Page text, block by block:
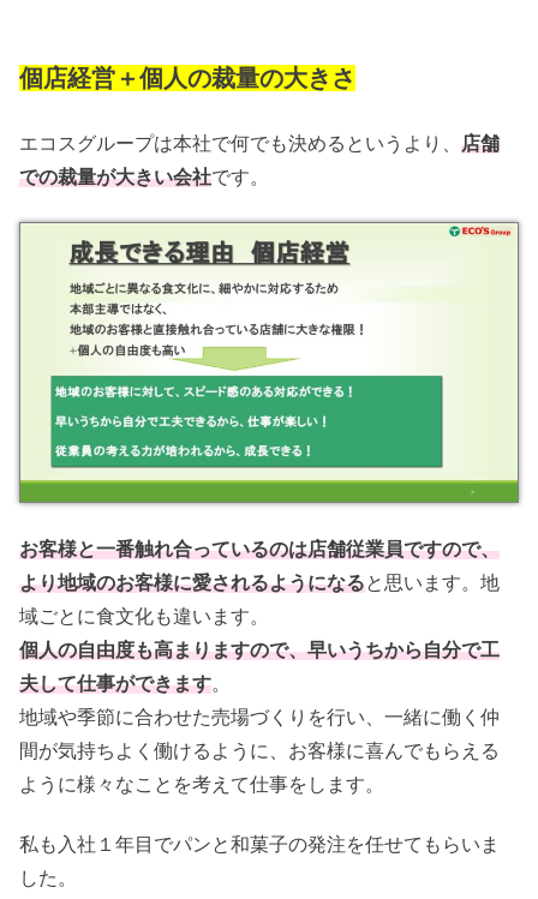
個店経営＋個人の裁量の大きさ
エコスグループは本社で何でも決めるというより、店舗
での裁量が大きい会社です。
お客様と一番触れ合っているのは店舗従業員ですので、
より地域のお客様に愛されるようになると思います。地
域ごとに食文化も違います。
個人の自由度も高まりますので、早いうちから自分で工
夫して仕事ができます。
地域や季節に合わせた売場づくりを行い、一緒に働く仲
間が気持ちよく働けるように、お客様に喜んでもらえる
ように様々なことを考えて仕事をします。
私も入社１年目でパンと和菓子の発注を任せてもらいま
した。